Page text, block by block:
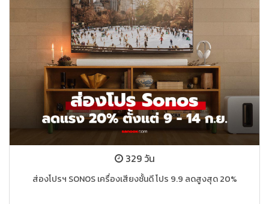
329 วัน
ส่องโปรฯ SONOS เครื่องเสียงชั้นดี โปร 9.9 ลดสูงสุด 20%